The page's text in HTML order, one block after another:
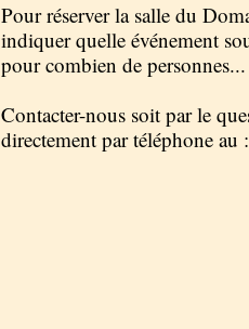
Pour réserver la salle du
indiquer quelle événement
pour combien de personnes...
Contacter-nous soit par le
directement par téléphone au :